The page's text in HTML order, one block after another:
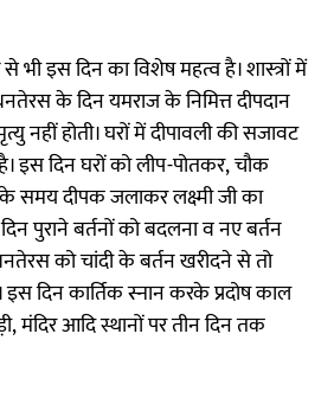
भी इस दिन का विशेष महत्व है। शास्त्रों में
के दिन यमराज के निमित्त दीपदान
नहीं होती। घरों में दीपावली की सजावट
है। इस दिन घरों को लीप-पोतकर, चौक
समय दीपक जलाकर लक्ष्मी जी का
पुराने बर्तनों को बदलना व नए बर्तन
को चांदी के बर्तन खरीदने से तो
दिन कार्तिक स्नान करके प्रदोष काल
मंदिर आदि स्थानों पर तीन दिन तक